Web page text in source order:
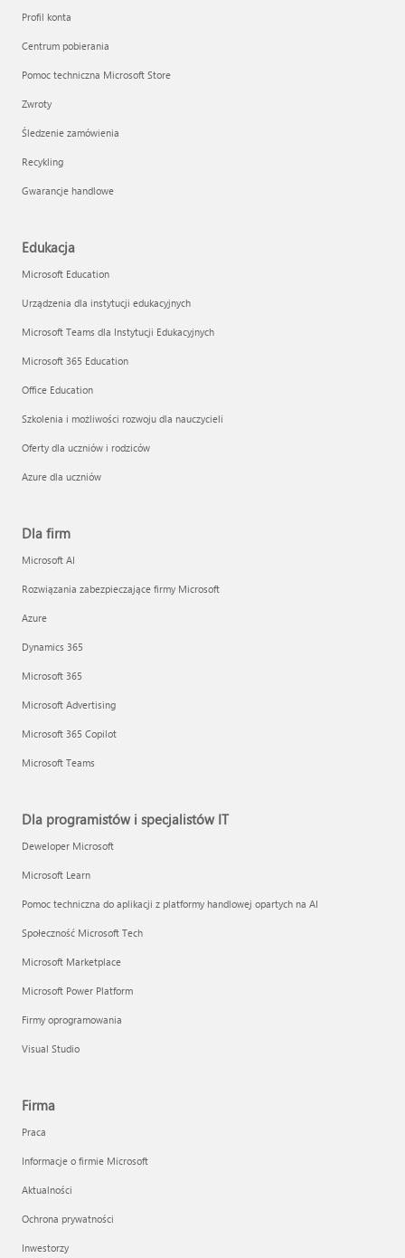
Profil konta
Centrum pobierania
Pomoc techniczna Microsoft Store
Zwroty
Śledzenie zamówienia
Recykling
Gwarancje handlowe
Edukacja
Microsoft Education
Urządzenia dla instytucji edukacyjnych
Microsoft Teams dla Instytucji Edukacyjnych
Microsoft 365 Education
Office Education
Szkolenia i możliwości rozwoju dla nauczycieli
Oferty dla uczniów i rodziców
Azure dla uczniów
Dla firm
Microsoft AI
Rozwiązania zabezpieczające firmy Microsoft
Azure
Dynamics 365
Microsoft 365
Microsoft Advertising
Microsoft 365 Copilot
Microsoft Teams
Dla programistów i specjalistów IT
Deweloper Microsoft
Microsoft Learn
Pomoc techniczna do aplikacji z platformy handlowej opartych na AI
Społeczność Microsoft Tech
Microsoft Marketplace
Microsoft Power Platform
Firmy oprogramowania
Visual Studio
Firma
Praca
Informacje o firmie Microsoft
Aktualności
Ochrona prywatności
Inwestorzy